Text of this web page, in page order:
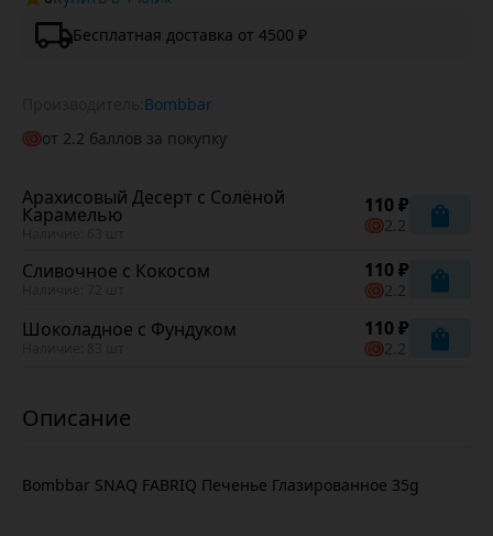
Бесплатная доставка от 4500 ₽
Bombbar
от 2.2 баллов за покупку
Арахисовый Десерт с Солёной
Карамелью 110 ₽
2.2
Сливочное с Кокосом 110 ₽
2.2
Шоколадное с Фундуком 110 ₽
2.2
Bombbar SNAQ FABRIQ Печенье Глазированное 35g